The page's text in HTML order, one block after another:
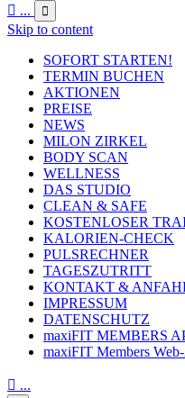
 ... 
Skip to content
SOFORT STARTEN!
TERMIN BUCHEN
AKTIONEN
PREISE
NEWS
MILON ZIRKEL
BODY SCAN
WELLNESS
DAS STUDIO
CLEAN & SAFE
KOSTENLOSER
KALORIEN-CHECK
PULSRECHNER
TAGESZUTRITT
KONTAKT &
IMPRESSUM
DATENSCHUTZ
maxiFIT MEMBERS
maxiFIT Members
 ...